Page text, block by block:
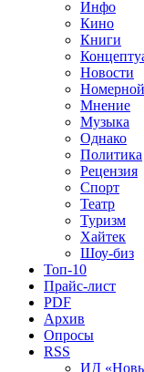
Инфо
Кино
Книги
Новости
Номерной
Мнение
Музыка
Однако
Политика
Рецензия
Спорт
Театр
Туризм
Хайтек
Шоу-биз
Топ-10
Прайс-лист
PDF
Архив
Опросы
RSS
ИД